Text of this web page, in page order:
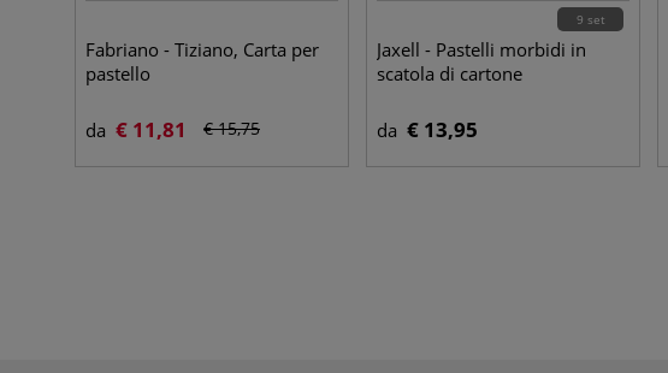
Fabriano - Tiziano, Carta per
pastello
da € 11,81 € 15,75
9 set
Jaxell - Pastelli morbidi in
scatola di cartone
da € 13,95